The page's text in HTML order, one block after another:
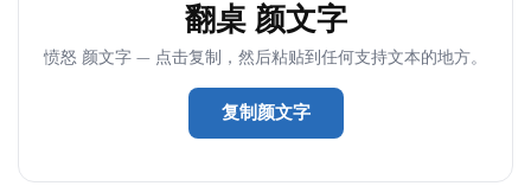
翻桌 颜文字
愤怒 颜文字 — 点击复制，然后粘贴到任何支持文本的地方。
复制颜文字